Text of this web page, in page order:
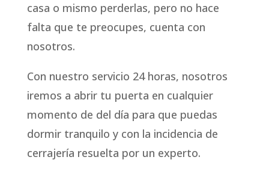
casa o mismo perderlas, pero no hace
falta que te preocupes, cuenta con
nosotros.
Con nuestro servicio 24 horas, nosotros
iremos a abrir tu puerta en cualquier
momento de del día para que puedas
dormir tranquilo y con la incidencia de
cerrajería resuelta por un experto.